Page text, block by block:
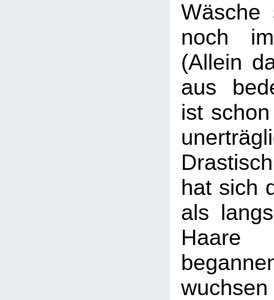
Wäsche
noch
(Allein
aus
ist
hat sich
als
Haare